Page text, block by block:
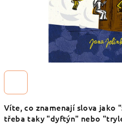
Víte, co znamenají slova jako
třeba taky "dyftýn" nebo